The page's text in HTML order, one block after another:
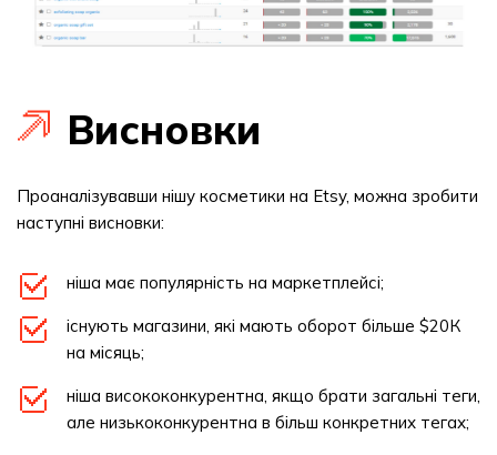
Висновки
Проаналізувавши нішу косметики на Etsy, можна зробити
наступні висновки:
ніша має популярність на маркетплейсі;
існують магазини, які мають оборот більше $20К
на місяць;
ніша висококонкурентна, якщо брати загальні теги,
але низькоконкурентна в більш конкретних тегах;